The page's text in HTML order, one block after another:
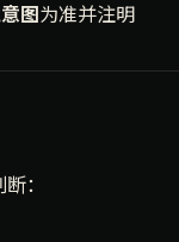
图为准并注明
：